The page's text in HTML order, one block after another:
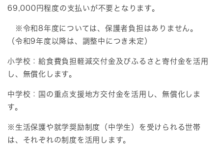
69,000円程度の支払いが不要となります。
※令和8年度については、保護者負担はありません。
（令和9年度以降は、調整中につき未定）
小学校：給食費負担軽減交付金及びふるさと寄付金を活用
し、無償化します。
中学校：国の重点支援地方交付金を活用し、無償化しま
す。
※生活保護や就学奨励制度（中学生）を受けられる世帯
は、それぞれの制度を活用します。